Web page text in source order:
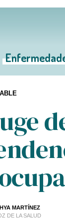
MARTÍNEZ
DE LA SALUD